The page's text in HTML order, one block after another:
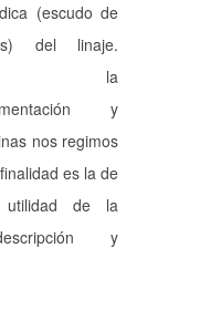
(escudo de
del linaje.
la
y
nos regimos
es la de
utilidad de la
y